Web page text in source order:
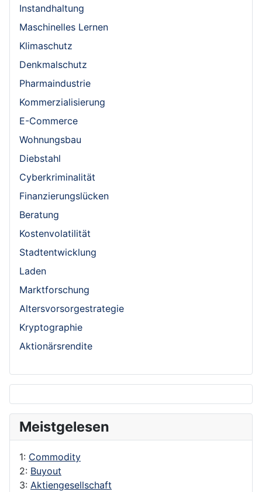
Instandhaltung
Maschinelles Lernen
Klimaschutz
Denkmalschutz
Pharmaindustrie
Kommerzialisierung
E-Commerce
Wohnungsbau
Diebstahl
Cyberkriminalität
Finanzierungslücken
Beratung
Kostenvolatilität
Stadtentwicklung
Laden
Marktforschung
Altersvorsorgestrategie
Kryptographie
Aktionärsrendite
Meistgelesen
1: Commodity
2: Buyout
3: Aktiengesellschaft